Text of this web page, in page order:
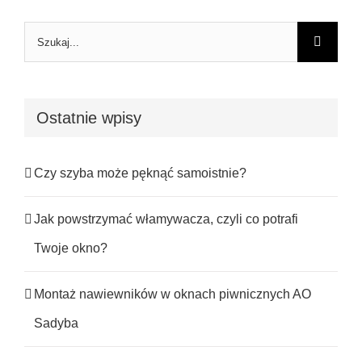
Szukaj
Ostatnie wpisy
Czy szyba może pęknąć samoistnie?
Jak powstrzymać włamywacza, czyli co potrafi
Twoje okno?
Montaż nawiewników w oknach piwnicznych AO
Sadyba